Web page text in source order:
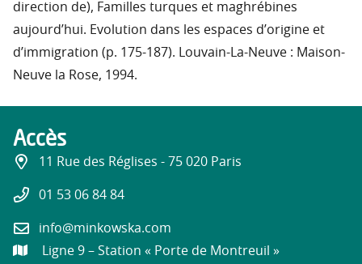
direction de), Familles turques et maghrébines
aujourd’hui. Evolution dans les espaces d’origine et
d’immigration (p. 175-187). Louvain-La-Neuve : Maison-
Neuve la Rose, 1994.
Accès
11 Rue des Réglises - 75 020 Paris
01 53 06 84 84
info@minkowska.com
Ligne 9 – Station « Porte de Montreuil »